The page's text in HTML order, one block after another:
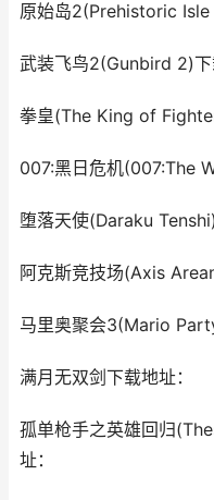
原始岛2(Prehistoric Isle
武装飞鸟2(Gunbird 2)下
拳皇(The King of
007:黑日危机(007:The
堕落天使(Daraku
阿克斯竞技场(Axis
马里奥聚会3(Mario
满月无双剑下载地址：
孤单枪手之英雄回归
址：